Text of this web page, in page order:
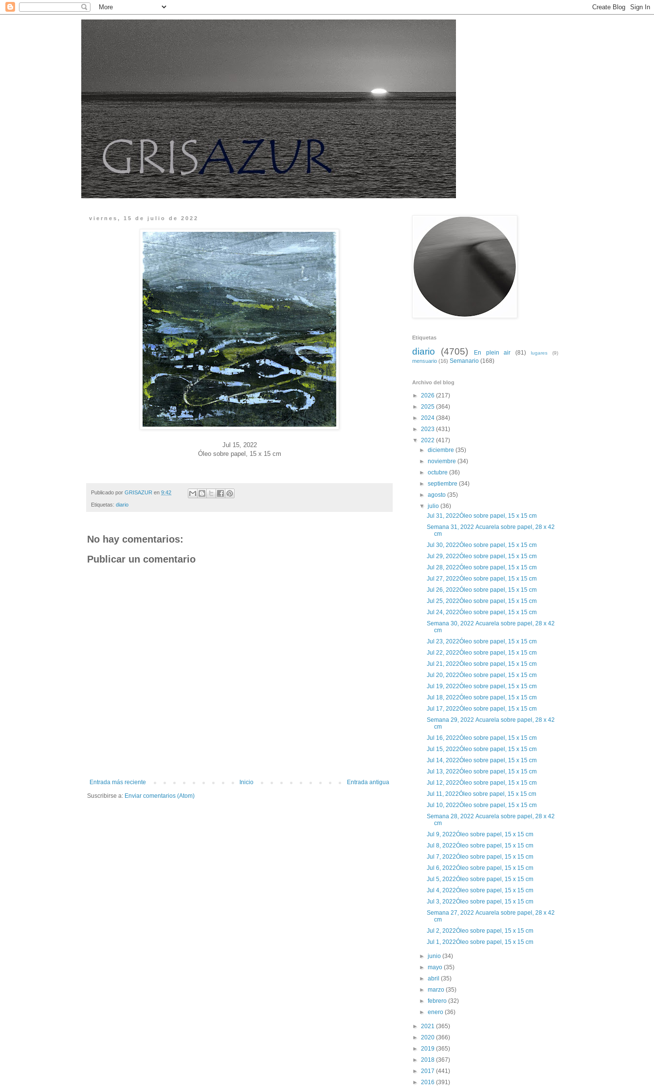
viernes, 15 de julio de 2022
Jul 15, 2022
Óleo sobre papel, 15 x 15 cm
Publicado por GRISAZUR en 9:42
Etiquetas: diario
No hay comentarios:
Publicar un comentario
Entrada más reciente Entrada antigua
Inicio
Suscribirse a: Enviar comentarios (Atom)
Etiquetas
diario (4705) En plein air (81) lugares (9)
mensuario (16) Semanario (168)
Archivo del blog
► 2026 (217)
► 2025 (364)
► 2024 (384)
► 2023 (431)
▼ 2022 (417)
►diciembre(35)
►noviembre(34)
►octubre(36)
►septiembre(34)
►agosto(35)
▼julio(36)
Jul 31, 2022Óleo sobre papel, 15 x 15 cm
Semana 31, 2022 Acuarela sobre papel, 28 x 42
cm
Jul 30, 2022Óleo sobre papel, 15 x 15 cm
Jul 29, 2022Óleo sobre papel, 15 x 15 cm
Jul 28, 2022Óleo sobre papel, 15 x 15 cm
Jul 27, 2022Óleo sobre papel, 15 x 15 cm
Jul 26, 2022Óleo sobre papel, 15 x 15 cm
Jul 25, 2022Óleo sobre papel, 15 x 15 cm
Jul 24, 2022Óleo sobre papel, 15 x 15 cm
Semana 30, 2022 Acuarela sobre papel, 28 x 42
cm
Jul 23, 2022Óleo sobre papel, 15 x 15 cm
Jul 22, 2022Óleo sobre papel, 15 x 15 cm
Jul 21, 2022Óleo sobre papel, 15 x 15 cm
Jul 20, 2022Óleo sobre papel, 15 x 15 cm
Jul 19, 2022Óleo sobre papel, 15 x 15 cm
Jul 18, 2022Óleo sobre papel, 15 x 15 cm
Jul 17, 2022Óleo sobre papel, 15 x 15 cm
Semana 29, 2022 Acuarela sobre papel, 28 x 42
cm
Jul 16, 2022Óleo sobre papel, 15 x 15 cm
Jul 15, 2022Óleo sobre papel, 15 x 15 cm
Jul 14, 2022Óleo sobre papel, 15 x 15 cm
Jul 13, 2022Óleo sobre papel, 15 x 15 cm
Jul 12, 2022Óleo sobre papel, 15 x 15 cm
Jul 11, 2022Óleo sobre papel, 15 x 15 cm
Jul 10, 2022Óleo sobre papel, 15 x 15 cm
Semana 28, 2022 Acuarela sobre papel, 28 x 42
cm
Jul 9, 2022Óleo sobre papel, 15 x 15 cm
Jul 8, 2022Óleo sobre papel, 15 x 15 cm
Jul 7, 2022Óleo sobre papel, 15 x 15 cm
Jul 6, 2022Óleo sobre papel, 15 x 15 cm
Jul 5, 2022Óleo sobre papel, 15 x 15 cm
Jul 4, 2022Óleo sobre papel, 15 x 15 cm
Jul 3, 2022Óleo sobre papel, 15 x 15 cm
Semana 27, 2022 Acuarela sobre papel, 28 x 42
cm
Jul 2, 2022Óleo sobre papel, 15 x 15 cm
Jul 1, 2022Óleo sobre papel, 15 x 15 cm
►junio(34)
►mayo(35)
►abril(35)
►marzo(35)
►febrero(32)
►enero(36)
► 2021 (365)
► 2020 (366)
► 2019 (365)
► 2018 (367)
► 2017 (441)
► 2016 (391)